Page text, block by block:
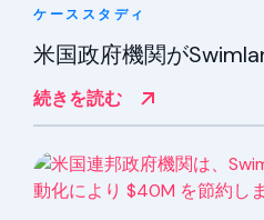
ケーススタディ
米国政府機関が
続きを読む